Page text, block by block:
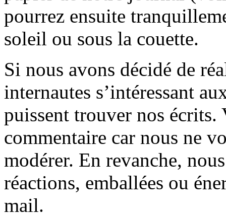
pourrez ensuite
soleil ou sous la couette.
Si nous avons décidé de
internautes s’intéressant
puissent trouver nos écrits.
commentaire car nous ne
modérer. En revanche,
réactions, emballées ou
mail.